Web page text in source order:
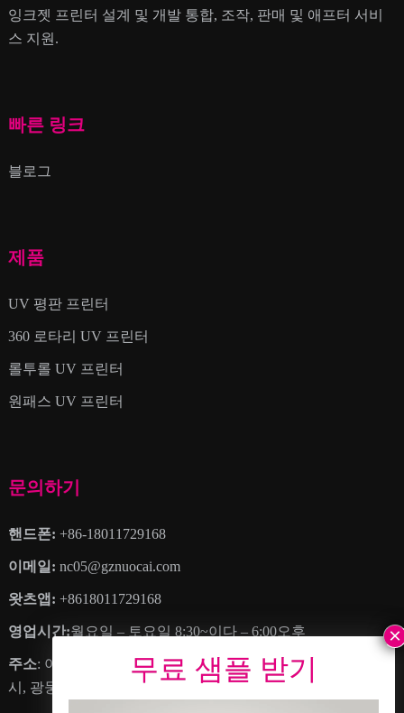
잉크젯 프린터 설계 및 개발 통합, 조작, 판매 및 애프터 서비
스 지원.
빠른 링크
블로그
제품
UV 평판 프린터
360 로타리 UV 프린터
롤투롤 UV 프린터
원패스 UV 프린터
문의하기
핸드폰: +86-18011729168
이메일: nc05@gznuocai.com
왓츠앱: +8618011729168
영업시간:월요일 – 토요일 8:30~이다 – 6:00오후
주소: 아니요. 28, 하오강 애비뉴, 더 많은 마을, 난사구, 광저우
시, 광둥성